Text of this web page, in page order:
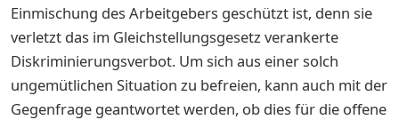
Einmischung des Arbeitgebers geschützt ist, denn sie
verletzt das im Gleichstellungsgesetz verankerte
Diskriminierungsverbot. Um sich aus einer solch
ungemütlichen Situation zu befreien, kann auch mit der
Gegenfrage geantwortet werden, ob dies für die offene